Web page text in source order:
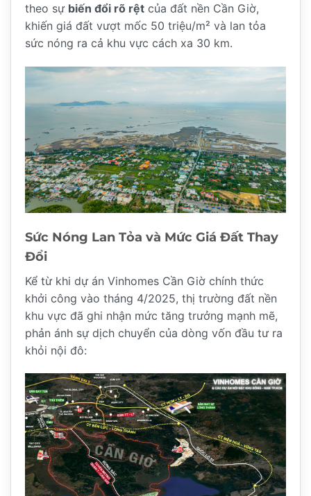
theo sự biến đổi rõ rệt của đất nền Cần Giờ,
khiến giá đất vượt mốc 50 triệu/m² và lan tỏa
sức nóng ra cả khu vực cách xa 30 km.
Sức Nóng Lan Tỏa và Mức Giá Đất Thay
Đổi
Kể từ khi dự án Vinhomes Cần Giờ chính thức
khởi công vào tháng 4/2025, thị trường đất nền
khu vực đã ghi nhận mức tăng trưởng mạnh mẽ,
phản ánh sự dịch chuyển của dòng vốn đầu tư ra
khỏi nội đô: